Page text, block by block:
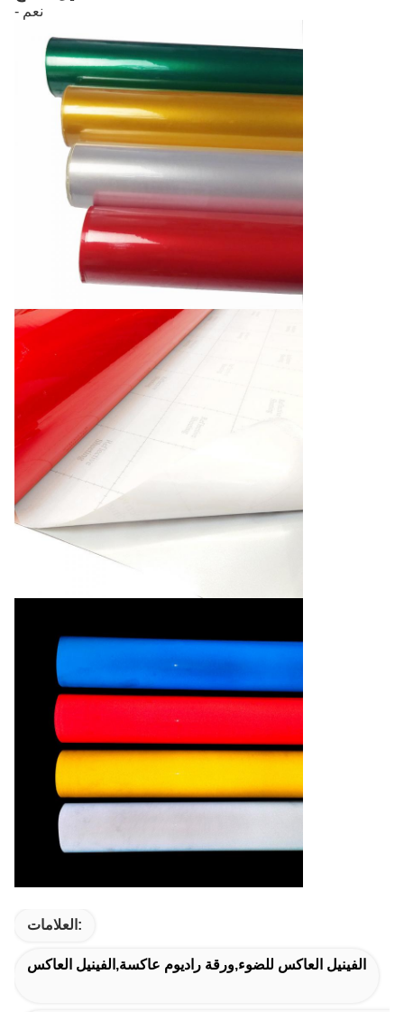
- نعم
العلامات:
الفينيل العاكس للضوء,ورقة راديوم عاكسة,الفينيل العاكس